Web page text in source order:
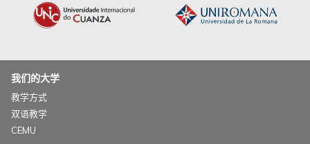
我们的大学
教学方式
双语教学
CEMU